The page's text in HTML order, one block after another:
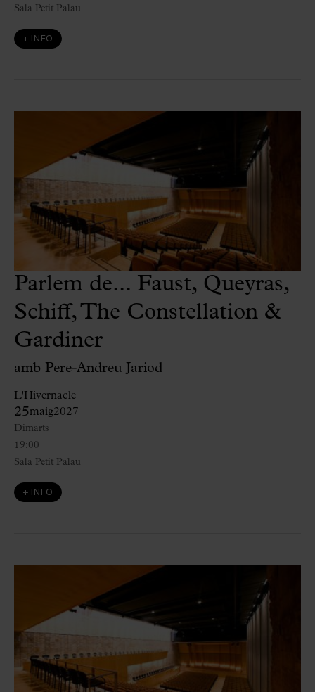
Sala Petit Palau
+ INFO
Parlem de... Faust, Queyras,
Schiff, The Constellation &
Gardiner
amb Pere-Andreu Jariod
L'Hivernacle
25maig2027
19:00
Dimarts
Sala Petit Palau
+ INFO